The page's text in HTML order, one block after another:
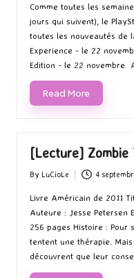
Comme toutes les
jours qui suivent), le
toutes les nouveautés de
Experience - le 22
Edition - le 22 novembre
Read More
[Lecture] Zombie
Posted
by
By LuCioLe 4
Livre Américain de 2011
Auteure : Jesse Petersen
256 pages Histoire : Pour
tentent une thérapie.
découvrent que leur